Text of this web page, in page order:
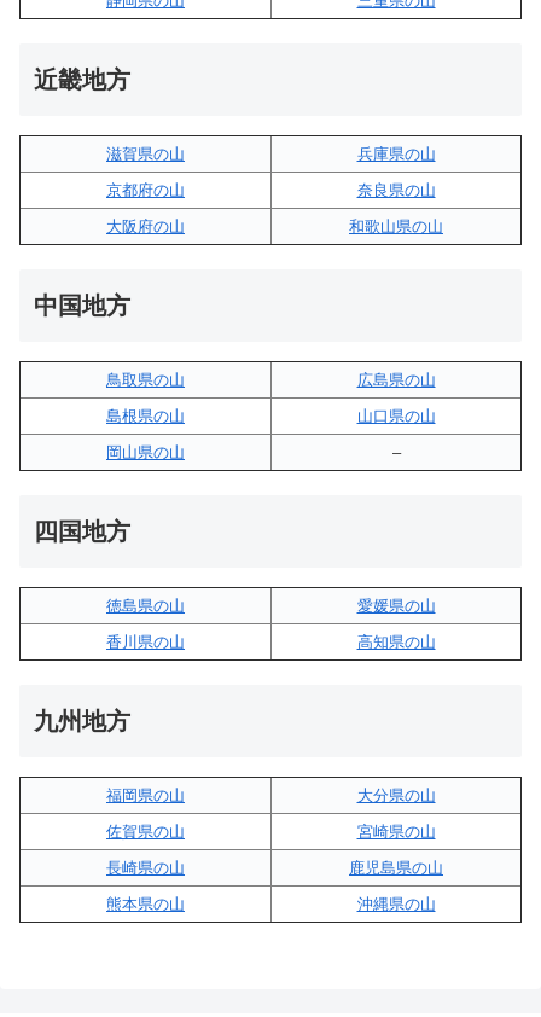
近畿地方
滋賀県の山
兵庫県の山
京都府の山
奈良県の山
大阪府の山
和歌山県の山
中国地方
鳥取県の山
広島県の山
島根県の山
山口県の山
岡山県の山
–
四国地方
徳島県の山
愛媛県の山
香川県の山
高知県の山
九州地方
福岡県の山
大分県の山
佐賀県の山
宮崎県の山
長崎県の山
鹿児島県の山
熊本県の山
沖縄県の山